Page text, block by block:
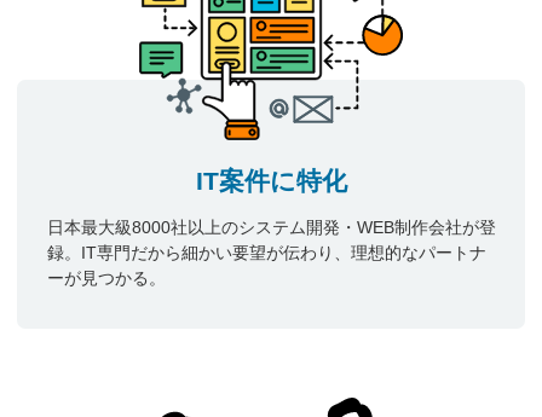
IT案件に特化
日本最大級8000社以上のシステム開発・WEB制作会社が登
録。IT専門だから細かい要望が伝わり、理想的なパートナ
ーが見つかる。